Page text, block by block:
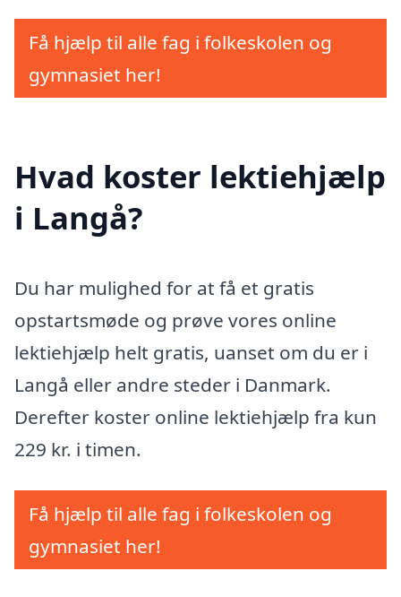
Få hjælp til alle fag i folkeskolen og
gymnasiet her!
Hvad koster lektiehjælp
i Langå?
Du har mulighed for at få et gratis
opstartsmøde og prøve vores online
lektiehjælp helt gratis, uanset om du er i
Langå eller andre steder i Danmark.
Derefter koster online lektiehjælp fra kun
229 kr. i timen.
Få hjælp til alle fag i folkeskolen og
gymnasiet her!